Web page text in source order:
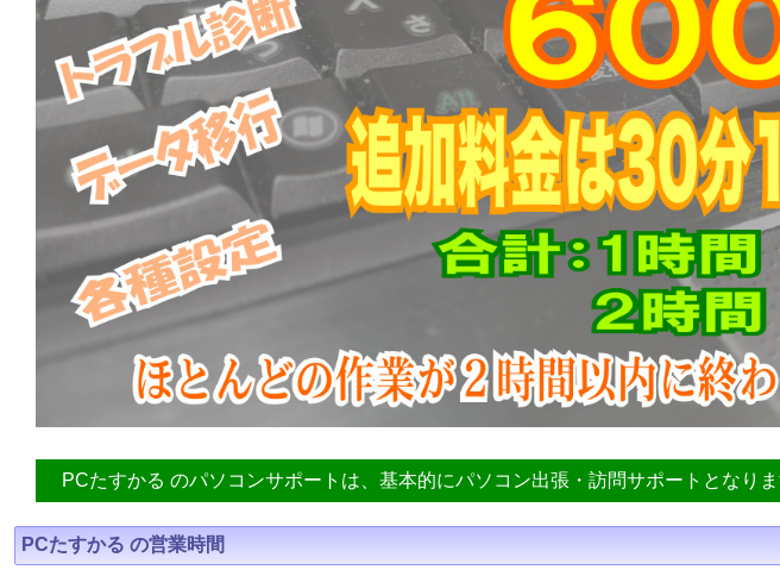
PCたすかる のパソコンサポートは、基本的にパソコン出張・訪問サポートとなりま
PCたすかる の営業時間